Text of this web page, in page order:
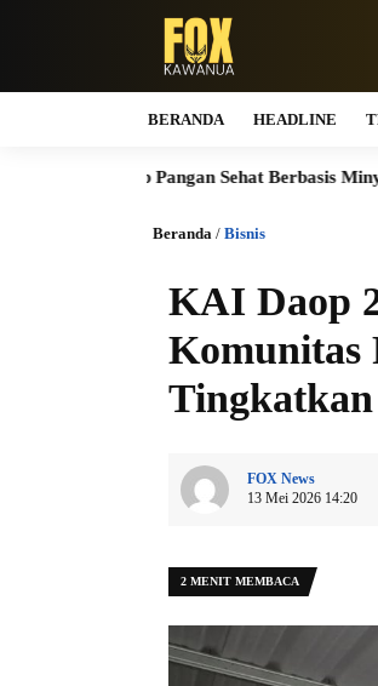
BERANDA HEADLINE
Pangan Sehat Berbasis Minyak Sawit
Beranda / Bisnis
KAI Daop
Komunitas
FOX News
13 Mei 2026 14:20
2 MENIT MEMBACA